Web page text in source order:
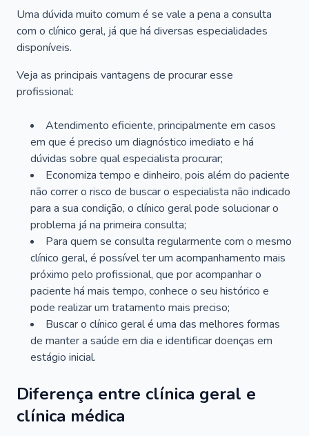
Uma dúvida muito comum é se vale a pena a consulta
com o clínico geral, já que há diversas especialidades
disponíveis.
Veja as principais vantagens de procurar esse
profissional:
Atendimento eficiente, principalmente em casos
em que é preciso um diagnóstico imediato e há
dúvidas sobre qual especialista procurar;
Economiza tempo e dinheiro, pois além do paciente
não correr o risco de buscar o especialista não indicado
para a sua condição, o clínico geral pode solucionar o
problema já na primeira consulta;
Para quem se consulta regularmente com o mesmo
clínico geral, é possível ter um acompanhamento mais
próximo pelo profissional, que por acompanhar o
paciente há mais tempo, conhece o seu histórico e
pode realizar um tratamento mais preciso;
Buscar o clínico geral é uma das melhores formas
de manter a saúde em dia e identificar doenças em
estágio inicial.
Diferença entre clínica geral e
clínica médica